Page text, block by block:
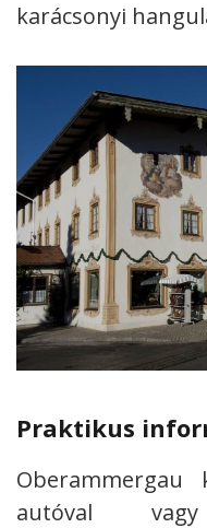
karácsonyi
Praktikus
Oberammergau
autóval vagy